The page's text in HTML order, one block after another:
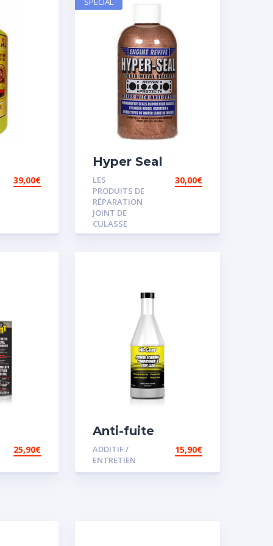
39,00€
Hyper Seal
LES
PRODUITS DE
RÉPARATION
JOINT DE
CULASSE
30,00€
25,90€
Anti-fuite
concentré pour
direction
assistée
ADDITIF /
ENTRETIEN
15,90€